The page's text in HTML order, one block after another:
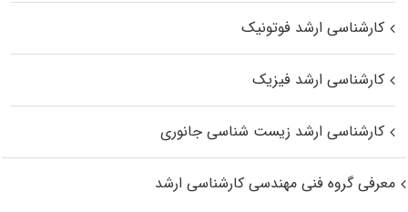
کارشناسی ارشد فوتونیک
کارشناسی ارشد فیزیک
کارشناسی ارشد زیست‌ شناسی جانوری
معرفی گروه فنی مهندسی کارشناسی ارشد